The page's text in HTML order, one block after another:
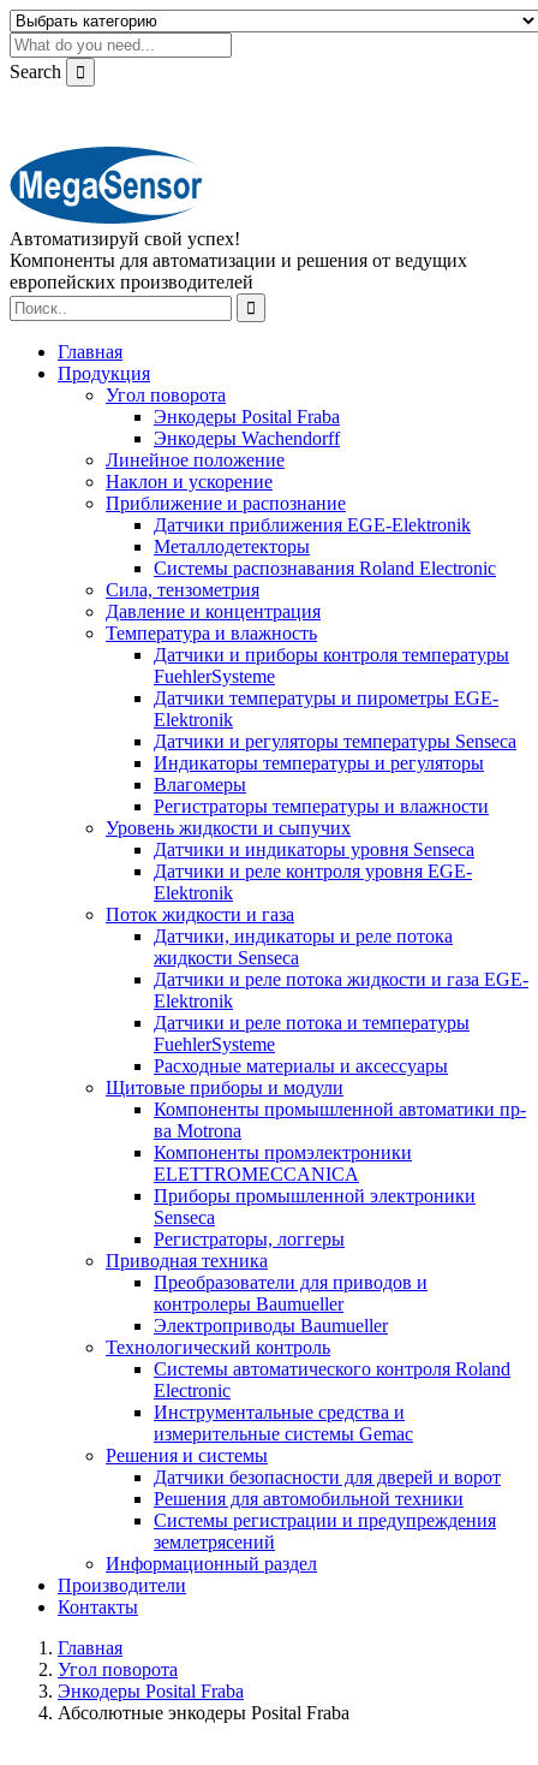
Search
Автоматизируй свой успех!
Компоненты для автоматизации и решения от ведущих
европейских производителей
Главная
Продукция
Угол поворота
Энкодеры Posital Fraba
Энкодеры Wachendorff
Линейное положение
Наклон и ускорение
Приближение и распознание
Датчики приближения EGE-Elektronik
Металлодетекторы
Системы распознавания Roland Electronic
Сила, тензометрия
Давление и концентрация
Температура и влажность
Датчики и приборы контроля температуры
FuehlerSysteme
Датчики температуры и пирометры EGE-
Elektronik
Датчики и регуляторы температуры Senseca
Индикаторы температуры и регуляторы
Влагомеры
Регистраторы температуры и влажности
Уровень жидкости и сыпучих
Датчики и индикаторы уровня Senseca
Датчики и реле контроля уровня EGE-
Elektronik
Поток жидкости и газа
Датчики, индикаторы и реле потока
жидкости Senseca
Датчики и реле потока жидкости и газа EGE-
Elektronik
Датчики и реле потока и температуры
FuehlerSysteme
Расходные материалы и аксессуары
Щитовые приборы и модули
Компоненты промышленной автоматики пр-
ва Motrona
Компоненты промэлектроники
ELETTROMECCANICA
Приборы промышленной электроники
Senseca
Регистраторы, логгеры
Приводная техника
Преобразователи для приводов и
контролеры Baumueller
Электроприводы Baumueller
Технологический контроль
Системы автоматического контроля Roland
Electronic
Инструментальные средства и
измерительные системы Gemac
Решения и системы
Датчики безопасности для дверей и ворот
Решения для автомобильной техники
Системы регистрации и предупреждения
землетрясений
Информационный раздел
Производители
Контакты
Главная
Угол поворота
Энкодеры Posital Fraba
Абсолютные энкодеры Posital Fraba